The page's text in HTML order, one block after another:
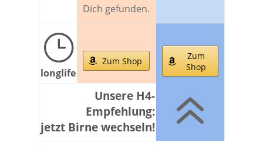
Dich gefunden.
}
longlife
Zum Shop
Zum
Shop
Unsere H4-
Empfehlung:
jetzt Birne wechseln!
6